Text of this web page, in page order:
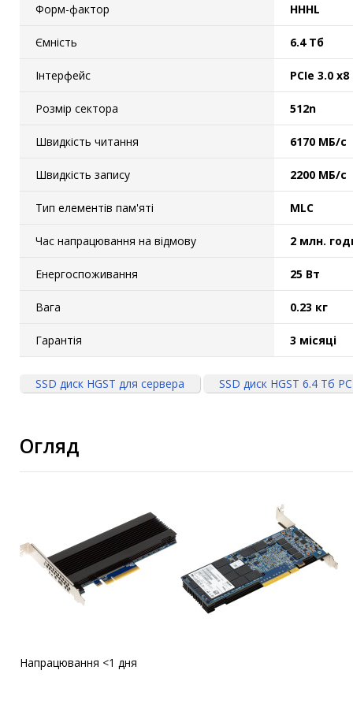
Форм-фактор HHHL
Ємність 6.4 Тб
Інтерфейс PCIe 3.0 x8
Розмір сектора 512n
Швидкість читання 6170 МБ/с
Швидкість запису 2200 МБ/с
Тип елементів пам'яті MLC
Час напрацювання на відмову 2 млн.
Енергоспоживання 25 Вт
Вага 0.23 кг
Гарантія 3 місяці
SSD диск HGST для сервера SSD диск HGST 6.4 Тб
Огляд
Напрацювання <1 дня